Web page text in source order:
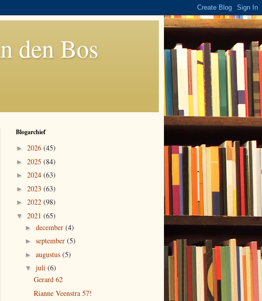
den Bos
Blogarchief
► 2026 (45)
► 2025 (84)
► 2024 (63)
► 2023 (63)
► 2022 (98)
▼ 2021 (65)
► december (4)
► september (5)
► augustus (5)
▼ juli (6)
Gerard 62
Rianne Veenstra 57!